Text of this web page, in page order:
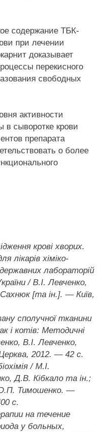
содержание ТБК-
при лечении
доказывает
перекисного
свободных
активности
в сыворотке крови
препарата
о более
крові хворих.
лікарів хіміко-
державних лабораторій
/ В.І. Левченко,
[та ін.]. — Київ,
сполучної тканини
і котів: Методичні
В.І. Левченко,
2012. — 42 с.
/ М.І.
Д.В. Кібкало та ін.;
Тимошенко. —
с.
на течение
у больных,